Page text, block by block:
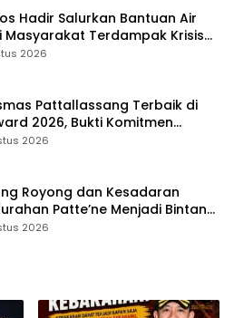
Hadir Salurkan Bantuan Air
Masyarakat Terdampak Krisis
Maros
2026
Pattallassang Terbaik di
2026, Bukti Komitmen
Kesehatan Berkualitas
2026
Royong dan Kesadaran
Patte’ne Menjadi Bintang
2026
2026